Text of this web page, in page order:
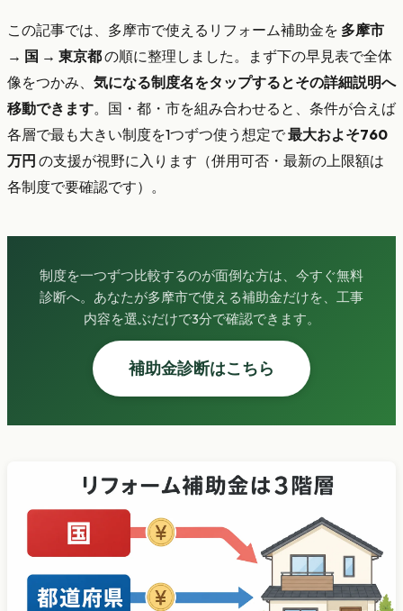
この記事では、多摩市で使えるリフォーム補助金を 多摩市
→ 国 → 東京都の順に整理しました。まず下の早見表で全体
像をつかみ、 気になる制度名をタップするとその詳細説明へ
移動できます。国・都・市を組み合わせると、条件が合えば
各層で最も大きい制度を1つずつ使う想定で最大およそ760
万円 の支援が視野に入ります（併用可否・最新の上限額は
各制度で要確認です）。
制度を一つずつ比較するのが面倒な方は、今すぐ無料
診断へ。あなたが多摩市で使える補助金だけを、工事
内容を選ぶだけで3分で確認できます。
補助金診断はこちら